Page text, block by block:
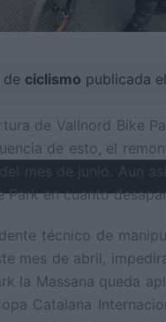
de ciclismo publicada el
de Vallnord Bike
de esto, el
del mes de junio. Aun
Park en cuanto
técnico de
mes de abril,
la Massana queda
Catalana